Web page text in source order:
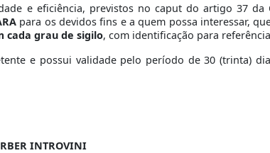
e eficiência, previstos no caput do artigo 37 da
para os devidos fins e a quem possa interessar,
cada grau de sigilo, com identificação para
e possui validade pelo período de 30 (trinta)
INTROVINI